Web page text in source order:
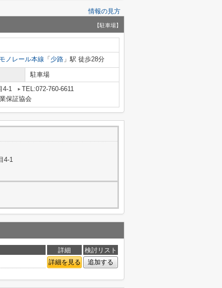
情報の見方
【駐車場】
ノレール本線 「 少路 」駅 徒歩28分
駐車場
4-1
TEL:072-760-6611
保証協会
4-1
詳細
検討リスト
詳細を見る
追加する